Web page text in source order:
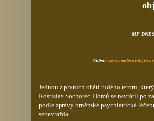
MF
Video: www.moderni-
Jednou z prvních obětí rudého teroru,
Rostislav Sochorec. Domů se nevrátil po
podle zprávy brněnské psychiatrické
sebevražda.